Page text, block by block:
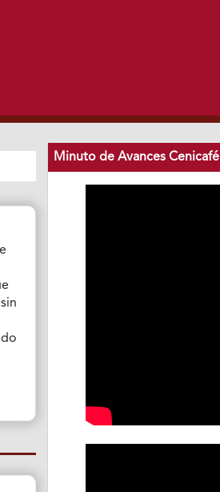
Minuto de Avances Cenicafé